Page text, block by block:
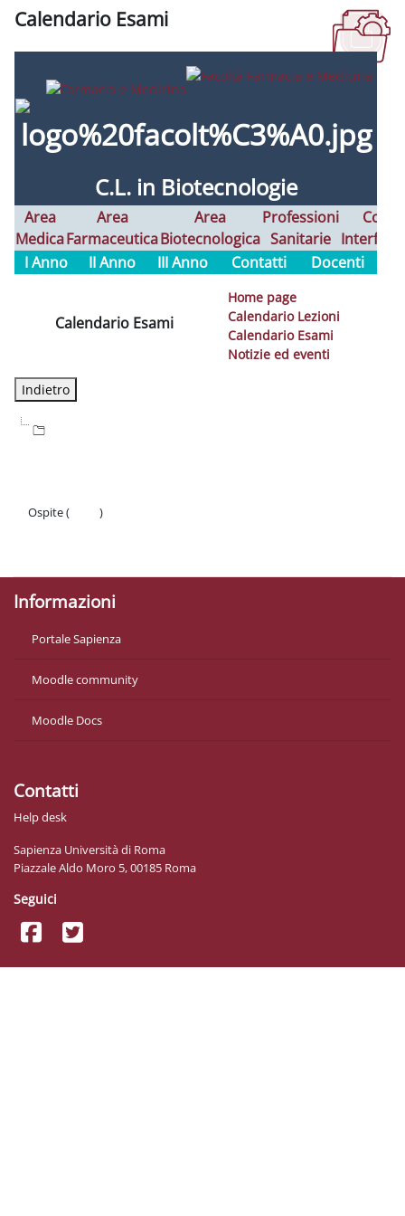
Calendario Esami
C.L. in Biotecnologie
Area
Medica
Area
Farmaceutica
Area
Biotecnologica
Professioni
Sanitarie
Corsi
I Anno
II Anno III Anno Contatti Docenti
Calendario Esami
Home page
Calendario Lezioni
Calendario Esami
Notizie ed eventi
Ospite (
)
Informazioni
Portale Sapienza
Moodle community
Moodle Docs
Contatti
Help desk
Sapienza Università di Roma
Piazzale Aldo Moro 5, 00185 Roma
Seguici